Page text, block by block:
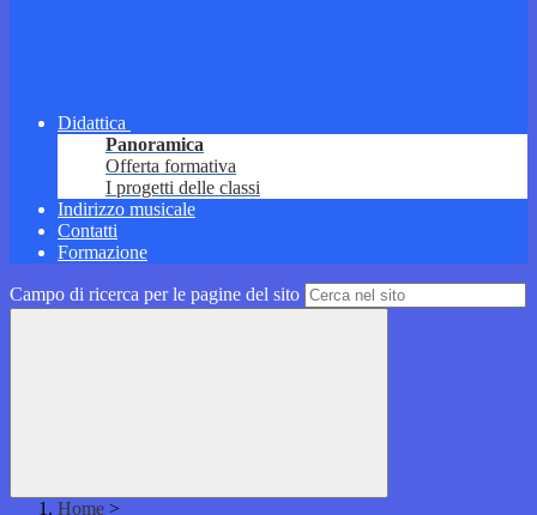
Didattica
Panoramica
Offerta formativa
I progetti delle classi
Indirizzo musicale
Contatti
Formazione
Campo di ricerca per le pagine del sito
Home >